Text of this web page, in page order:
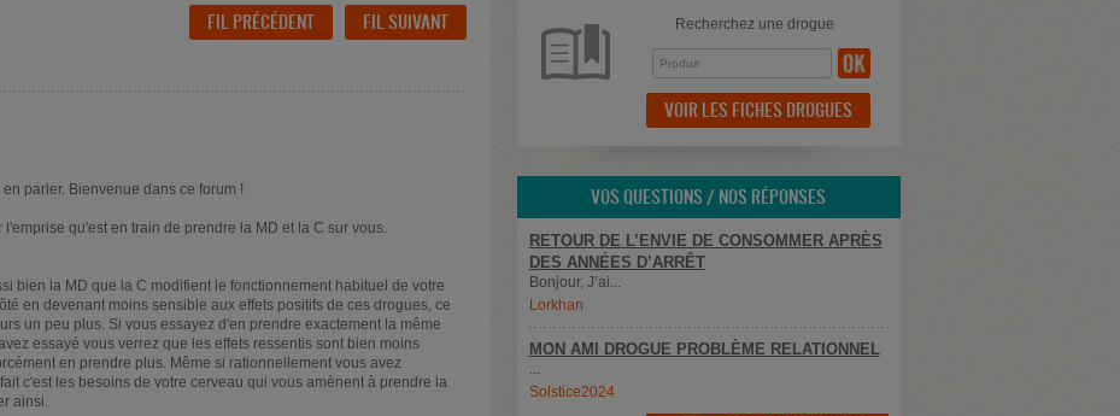
FIL PRÉCÉDENT FIL SUIVANT
parler. Bienvenue dans ce forum !
qu'est en train de prendre la MD et la C sur vous.
bien la MD que la C modifient le fonctionnement habituel de votre
en devenant moins sensible aux effets positifs de ces drogues, ce
un peu plus. Si vous essayez d'en prendre exactement la même
essayé vous verrez que les effets ressentis sont bien moins
en prendre plus. Même si rationnellement vous avez
c'est les besoins de votre cerveau qui vous amènent à prendre la
ainsi.
Recherchez une drogue
VOIR LES FICHES DROGUES
VOS QUESTIONS / NOS RÉPONSES
RETOUR DE L’ENVIE DE CONSOMMER APRÈS
DES ANNÉES D’ARRÊT
Bonjour, J’ai...
Lorkhan
MON AMI DROGUE PROBLÈME RELATIONNEL
Solstice2024